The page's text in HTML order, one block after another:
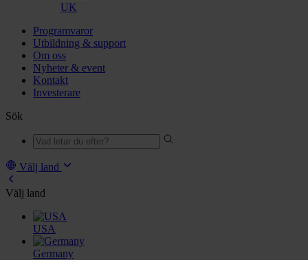
UK
Programvaror
Utbildning & support
Om oss
Nyheter & event
Kontakt
Investerare
Sök
Välj land
Välj land
USA
Germany